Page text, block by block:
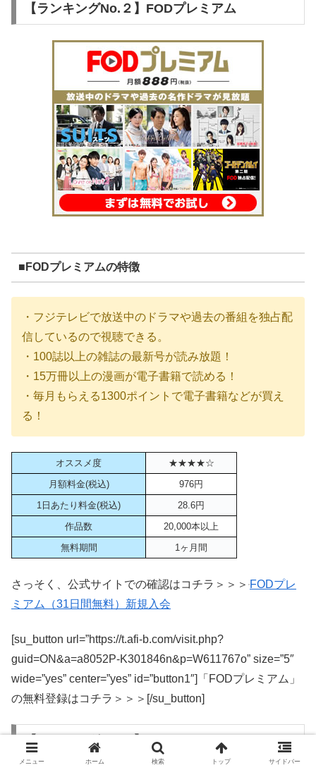
【ランキングNo.２】FODプレミアム
■FODプレミアムの特徴
・フジテレビで放送中のドラマや過去の番組を独占配
信しているので視聴できる。
・100誌以上の雑誌の最新号が読み放題！
・15万冊以上の漫画が電子書籍で読める！
・毎月もらえる1300ポイントで電子書籍などが買え
る！
オススメ度
★★★★☆
月額料金(税込)
976円
1日あたり料金(税込)
28.6円
作品数
20,000本以上
無料期間
1ヶ月間
さっそく、公式サイトでの確認はコチラ＞＞＞ FODプレ
ミアム（31日間無料）新規入会
[su_button url=”https://t.afi-b.com/visit.php?
guid=ON&a=a8052P-K301846n&p=W611767o” size=”5″
wide=”yes” center=”yes” id=”button1″]「FODプレミアム」
の無料登録はコチラ＞＞＞[/su_button]
【ランキングNo.３】dTV
メニュー ホーム 検索 トップ サイドバー